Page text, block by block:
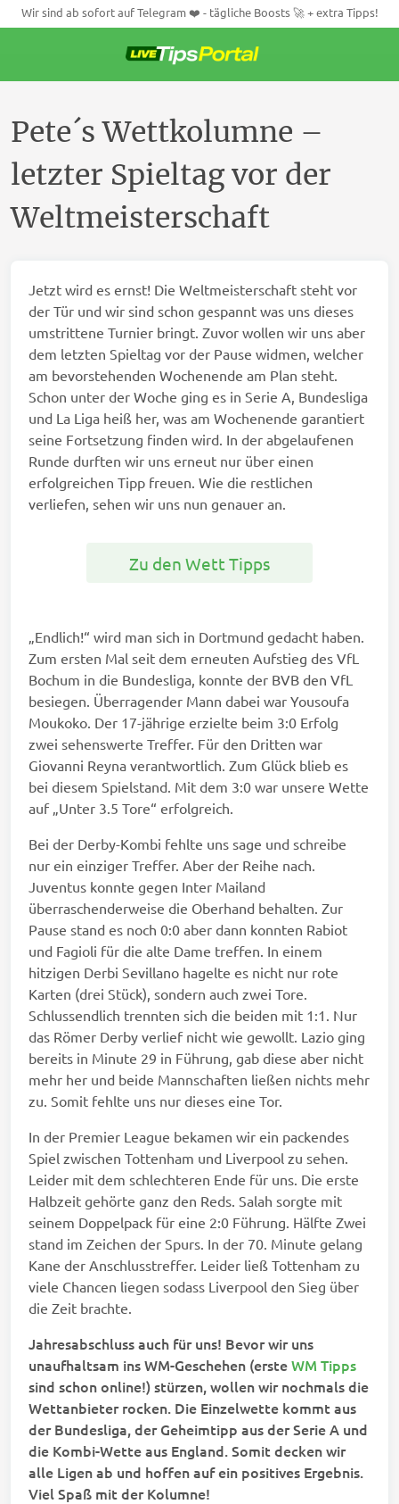
Wir sind ab sofort auf Telegram ❤️ - tägliche Boosts 🚀 + extra Tipps!
Inhalt
Pete´s Wettkolumne –
letzter Spieltag vor der
Weltmeisterschaft
Jetzt wird es ernst! Die Weltmeisterschaft steht vor
der Tür und wir sind schon gespannt was uns dieses
umstrittene Turnier bringt. Zuvor wollen wir uns aber
dem letzten Spieltag vor der Pause widmen, welcher
am bevorstehenden Wochenende am Plan steht.
Schon unter der Woche ging es in Serie A, Bundesliga
und La Liga heiß her, was am Wochenende garantiert
seine Fortsetzung finden wird. In der abgelaufenen
Runde durften wir uns erneut nur über einen
erfolgreichen Tipp freuen. Wie die restlichen
verliefen, sehen wir uns nun genauer an.
Zu den Wett Tipps
„Endlich!“ wird man sich in Dortmund gedacht haben.
Zum ersten Mal seit dem erneuten Aufstieg des VfL
Bochum in die Bundesliga, konnte der BVB den VfL
besiegen. Überragender Mann dabei war Yousoufa
Moukoko. Der 17-jährige erzielte beim 3:0 Erfolg
zwei sehenswerte Treffer. Für den Dritten war
Giovanni Reyna verantwortlich. Zum Glück blieb es
bei diesem Spielstand. Mit dem 3:0 war unsere Wette
auf „Unter 3.5 Tore“ erfolgreich.
Bei der Derby-Kombi fehlte uns sage und schreibe
nur ein einziger Treffer. Aber der Reihe nach.
Juventus konnte gegen Inter Mailand
überraschenderweise die Oberhand behalten. Zur
Pause stand es noch 0:0 aber dann konnten Rabiot
und Fagioli für die alte Dame treffen. In einem
hitzigen Derbi Sevillano hagelte es nicht nur rote
Karten (drei Stück), sondern auch zwei Tore.
Schlussendlich trennten sich die beiden mit 1:1. Nur
das Römer Derby verlief nicht wie gewollt. Lazio ging
bereits in Minute 29 in Führung, gab diese aber nicht
mehr her und beide Mannschaften ließen nichts mehr
zu. Somit fehlte uns nur dieses eine Tor.
In der Premier League bekamen wir ein packendes
Spiel zwischen Tottenham und Liverpool zu sehen.
Leider mit dem schlechteren Ende für uns. Die erste
Halbzeit gehörte ganz den Reds. Salah sorgte mit
seinem Doppelpack für eine 2:0 Führung. Hälfte Zwei
stand im Zeichen der Spurs. In der 70. Minute gelang
Kane der Anschlusstreffer. Leider ließ Tottenham zu
viele Chancen liegen sodass Liverpool den Sieg über
die Zeit brachte.
Jahresabschluss auch für uns! Bevor wir uns
unaufhaltsam ins WM-Geschehen (ersteWM Tipps
sind schon online!) stürzen, wollen wir nochmals die
Wettanbieter rocken. Die Einzelwette kommt aus
der Bundesliga, der Geheimtipp aus der Serie A und
die Kombi-Wette aus England. Somit decken wir
alle Ligen ab und hoffen auf ein positives Ergebnis.
Viel Spaß mit der Kolumne!